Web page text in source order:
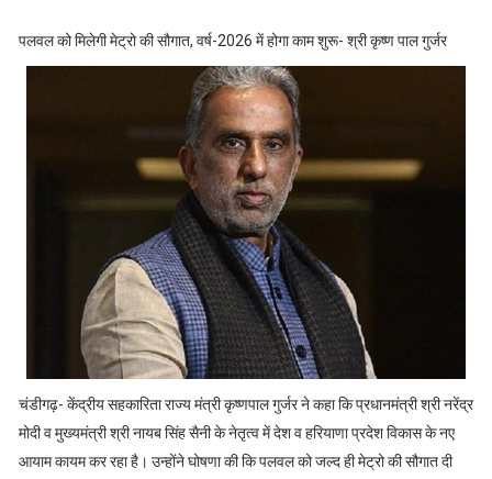
पलवल को मिलेगी मेट्रो की सौगात, वर्ष-2026 में होगा काम शुरू- श्री कृष्ण पाल गुर्जर
चंडीगढ़- केंद्रीय सहकारिता राज्य मंत्री कृष्णपाल गुर्जर ने कहा कि प्रधानमंत्री श्री नरेंद्र
मोदी व मुख्यमंत्री श्री नायब सिंह सैनी के नेतृत्व में देश व हरियाणा प्रदेश विकास के नए
आयाम कायम कर रहा है। उन्होंने घोषणा की कि पलवल को जल्द ही मेट्रो की सौगात दी